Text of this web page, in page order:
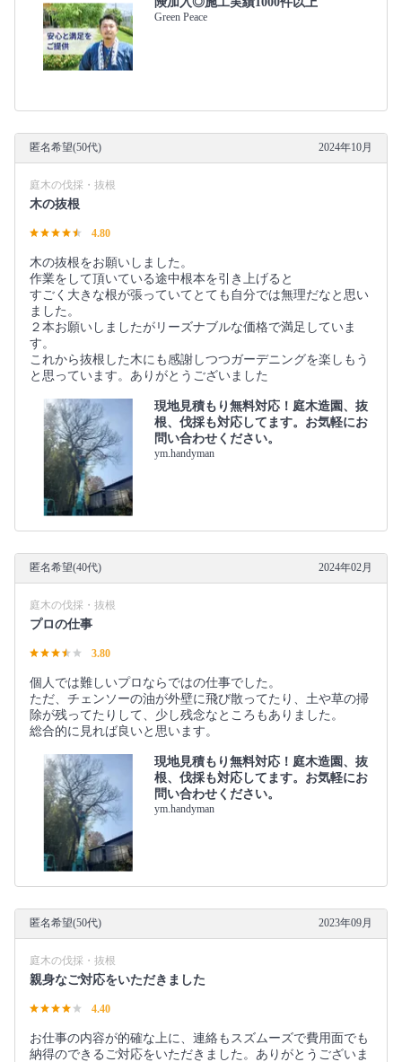
Green Peace
匿名希望(50代) 2024年10月
庭木の伐採・抜根
木の抜根
4.80
木の抜根をお願いしました。
作業をして頂いている途中根本を引き上げると
すごく大きな根が張っていてとても自分では無理だなと思い
ました。
２本お願いしましたがリーズナブルな価格で満足していま
す。
これから抜根した木にも感謝しつつガーデニングを楽しもう
と思っています。ありがとうございました
現地見積もり無料対応！庭木造園、抜
根、伐採も対応してます。お気軽にお
問い合わせください。
ym.handyman
匿名希望(40代) 2024年02月
庭木の伐採・抜根
プロの仕事
3.80
個人では難しいプロならではの仕事でした。
ただ、チェンソーの油が外壁に飛び散ってたり、土や草の掃
除が残ってたりして、少し残念なところもありました。
総合的に見れば良いと思います。
現地見積もり無料対応！庭木造園、抜
根、伐採も対応してます。お気軽にお
問い合わせください。
ym.handyman
匿名希望(50代) 2023年09月
庭木の伐採・抜根
親身なご対応をいただきました
4.40
お仕事の内容が的確な上に、連絡もスズムーズで費用面でも
納得のできるご対応をいただきました。ありがとうございま